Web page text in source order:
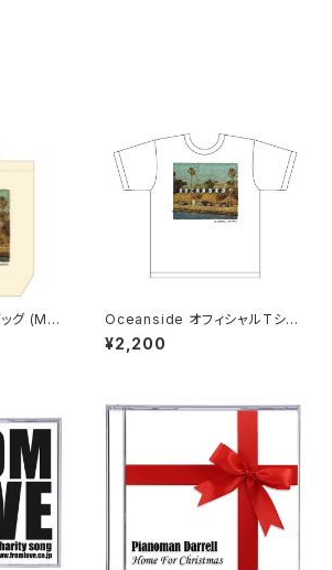
グ (Mサ
Oceanside オフィシャルTシャ
ツ(S,M,L)
¥2,200